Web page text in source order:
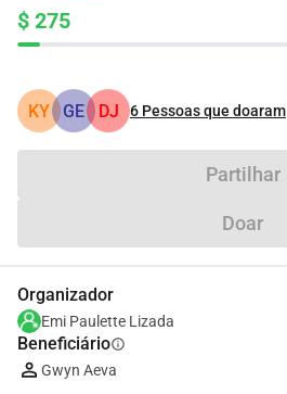
$ 275
KY GE DJ 6 Pessoas que doaram
Partilhar
Doar
Organizador
Emi Paulette Lizada
Beneficiárioinfo
Gwyn Aeva